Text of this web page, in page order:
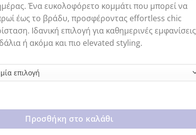
Ένα ευκολοφόρετο κομμάτι που μπορεί να
έως το βράδυ, προσφέροντας effortless chic
Ιδανική επιλογή για καθημερινές εμφανίσεις
ή ακόμα και πιο elevated styling.
ποσότητα
Προσθήκη στο καλάθι